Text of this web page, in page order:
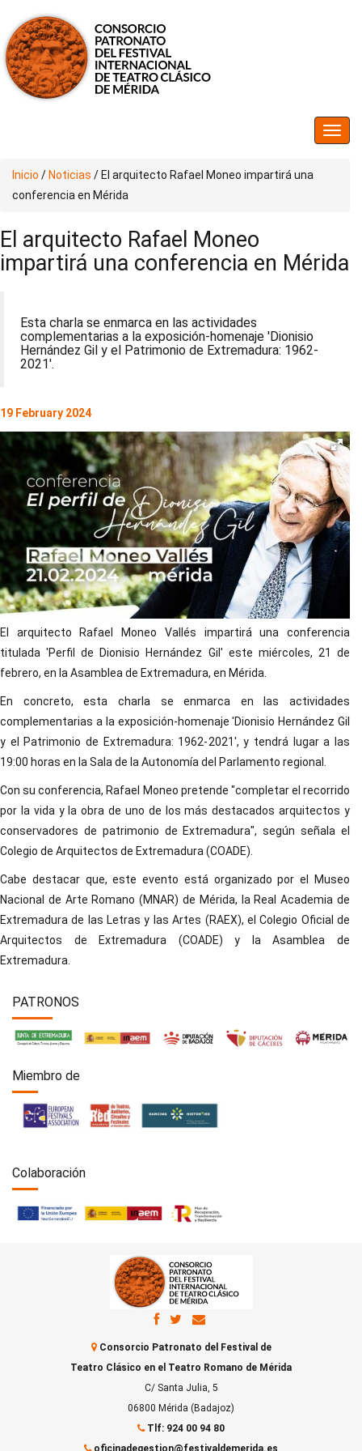
Inicio / Noticias / El arquitecto Rafael Moneo impartirá una
conferencia en Mérida
El arquitecto Rafael Moneo
impartirá una conferencia en Mérida
Esta charla se enmarca en las actividades
complementarias a la exposición-homenaje 'Dionisio
Hernández Gil y el Patrimonio de Extremadura: 1962-
2021'.
19 February 2024
El arquitecto Rafael Moneo Vallés impartirá una conferencia
titulada 'Perfil de Dionisio Hernández Gil' este miércoles, 21 de
febrero, en la Asamblea de Extremadura, en Mérida.
En concreto, esta charla se enmarca en las actividades
complementarias a la exposición-homenaje 'Dionisio Hernández Gil
y el Patrimonio de Extremadura: 1962-2021', y tendrá lugar a las
19:00 horas en la Sala de la Autonomía del Parlamento regional.
Con su conferencia, Rafael Moneo pretende "completar el recorrido
por la vida y la obra de uno de los más destacados arquitectos y
conservadores de patrimonio de Extremadura", según señala el
Colegio de Arquitectos de Extremadura (COADE).
Cabe destacar que, este evento está organizado por el Museo
Nacional de Arte Romano (MNAR) de Mérida, la Real Academia de
Extremadura de las Letras y las Artes (RAEX), el Colegio Oficial de
Arquitectos de Extremadura (COADE) y la Asamblea de
Extremadura.
PATRONOS
Miembro de
Colaboración
Consorcio Patronato del Festival de
Teatro Clásico en el Teatro Romano de Mérida
C/ Santa Julia, 5
06800 Mérida (Badajoz)
Tlf: 924 00 94 80
oficinadegestion@festivaldemerida.es